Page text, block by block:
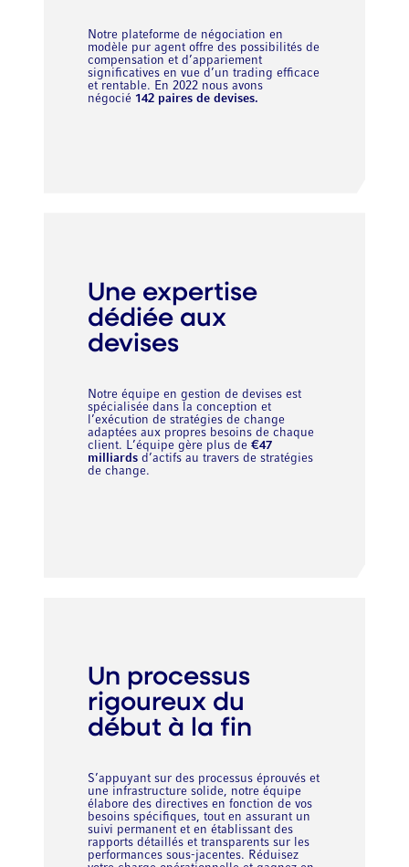
Notre plateforme de négociation en
modèle pur agent offre des possibilités de
compensation et d’appariement
significatives en vue d’un trading efficace
et rentable. En 2022 nous avons
négocié 142 paires de devises.
Une expertise
dédiée aux
devises
Notre équipe en gestion de devises est
spécialisée dans la conception et
l’exécution de stratégies de change
adaptées aux propres besoins de chaque
client. L’équipe gère plus de€47
milliards d’actifs au travers de stratégies
de change.
Un processus
rigoureux du
début à la fin
S’appuyant sur des processus éprouvés et
une infrastructure solide, notre équipe
élabore des directives en fonction de vos
besoins spécifiques, tout en assurant un
suivi permanent et en établissant des
rapports détaillés et transparents sur les
performances sous-jacentes. Réduisez